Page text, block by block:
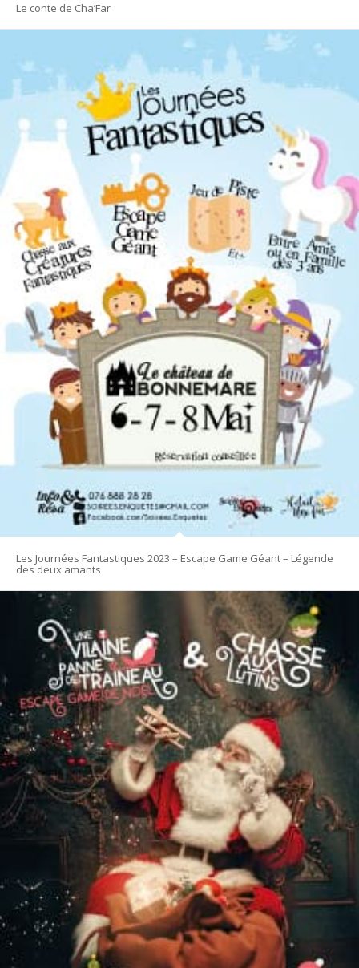
Le conte de Cha’Far
Les Journées Fantastiques 2023 – Escape Game Géant – Légende
des deux amants